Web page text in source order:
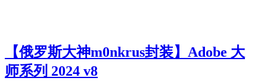
【俄罗斯大神m0nkrus封装】Adobe 大
师系列 2024 v8